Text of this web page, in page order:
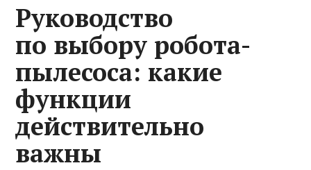
Руководство
по выбору робота-
пылесоса: какие
функции
действительно
важны